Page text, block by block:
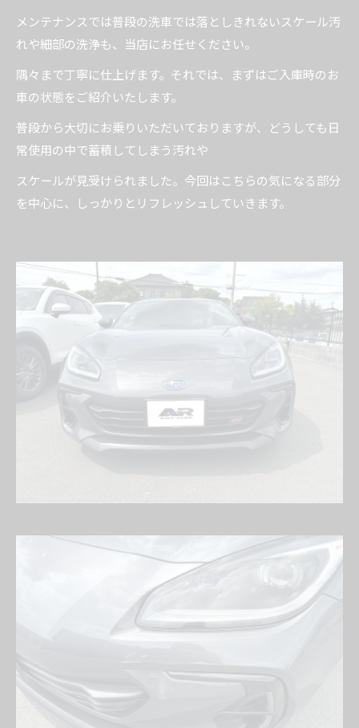
メンテナンスでは普段の洗車では落としきれないスケール汚
れや細部の洗浄も、当店にお任せください。
隅々まで丁寧に仕上げます。それでは、まずはご入庫時のお
車の状態をご紹介いたします。
普段から大切にお乗りいただいておりますが、どうしても日
常使用の中で蓄積してしまう汚れや
スケールが見受けられました。今回はこちらの気になる部分
を中心に、しっかりとリフレッシュしていきます。